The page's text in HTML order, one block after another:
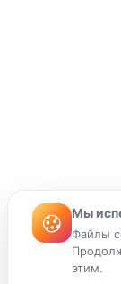
Мы
Файлы
этим.